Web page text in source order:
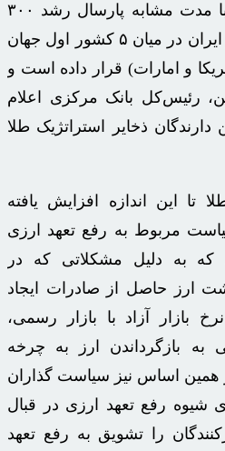
کشور شده که در قیاس با مدت مشابه پارسال رشد ۳۰۰
درصدی را نشان می‌دهد و ایران در میان ۵ کشور اول جهان
و امارات) قرار داده است و
رئیس‌کل بانک مرکزی اعلام
دارندگان ذخایر استراتژیک طلا
تا این اندازه افزایش یافته
مربوط به رفع تعهد ارزی
که به دلیل مشکلاتی که در
ارز حاصل از صادرات ایجاد
بازار آزاد با بازار رسمی،
به بازگرداندن ارز به چرخه
همین اساس نیز سیاست گذاران
شیوه رفع تعهد ارزی در قبال
را تشویق به رفع تعهد